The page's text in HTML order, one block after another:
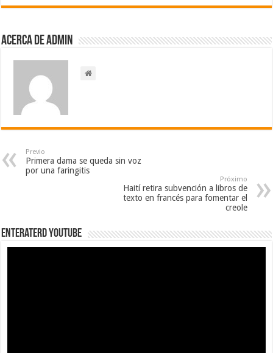
Acerca de admin
Previo
Primera dama se queda sin voz
por una faringitis
Próximo
Haití retira subvención a libros de
texto en francés para fomentar el
creole
EnterateRD YOUTUBE